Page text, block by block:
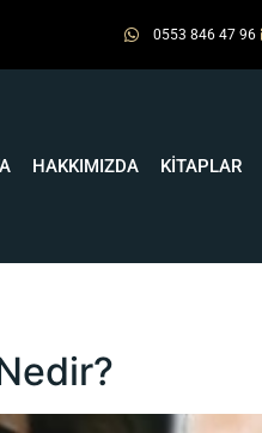
0553 846 47 96
HAKKIMIZDA KİTAPLAR